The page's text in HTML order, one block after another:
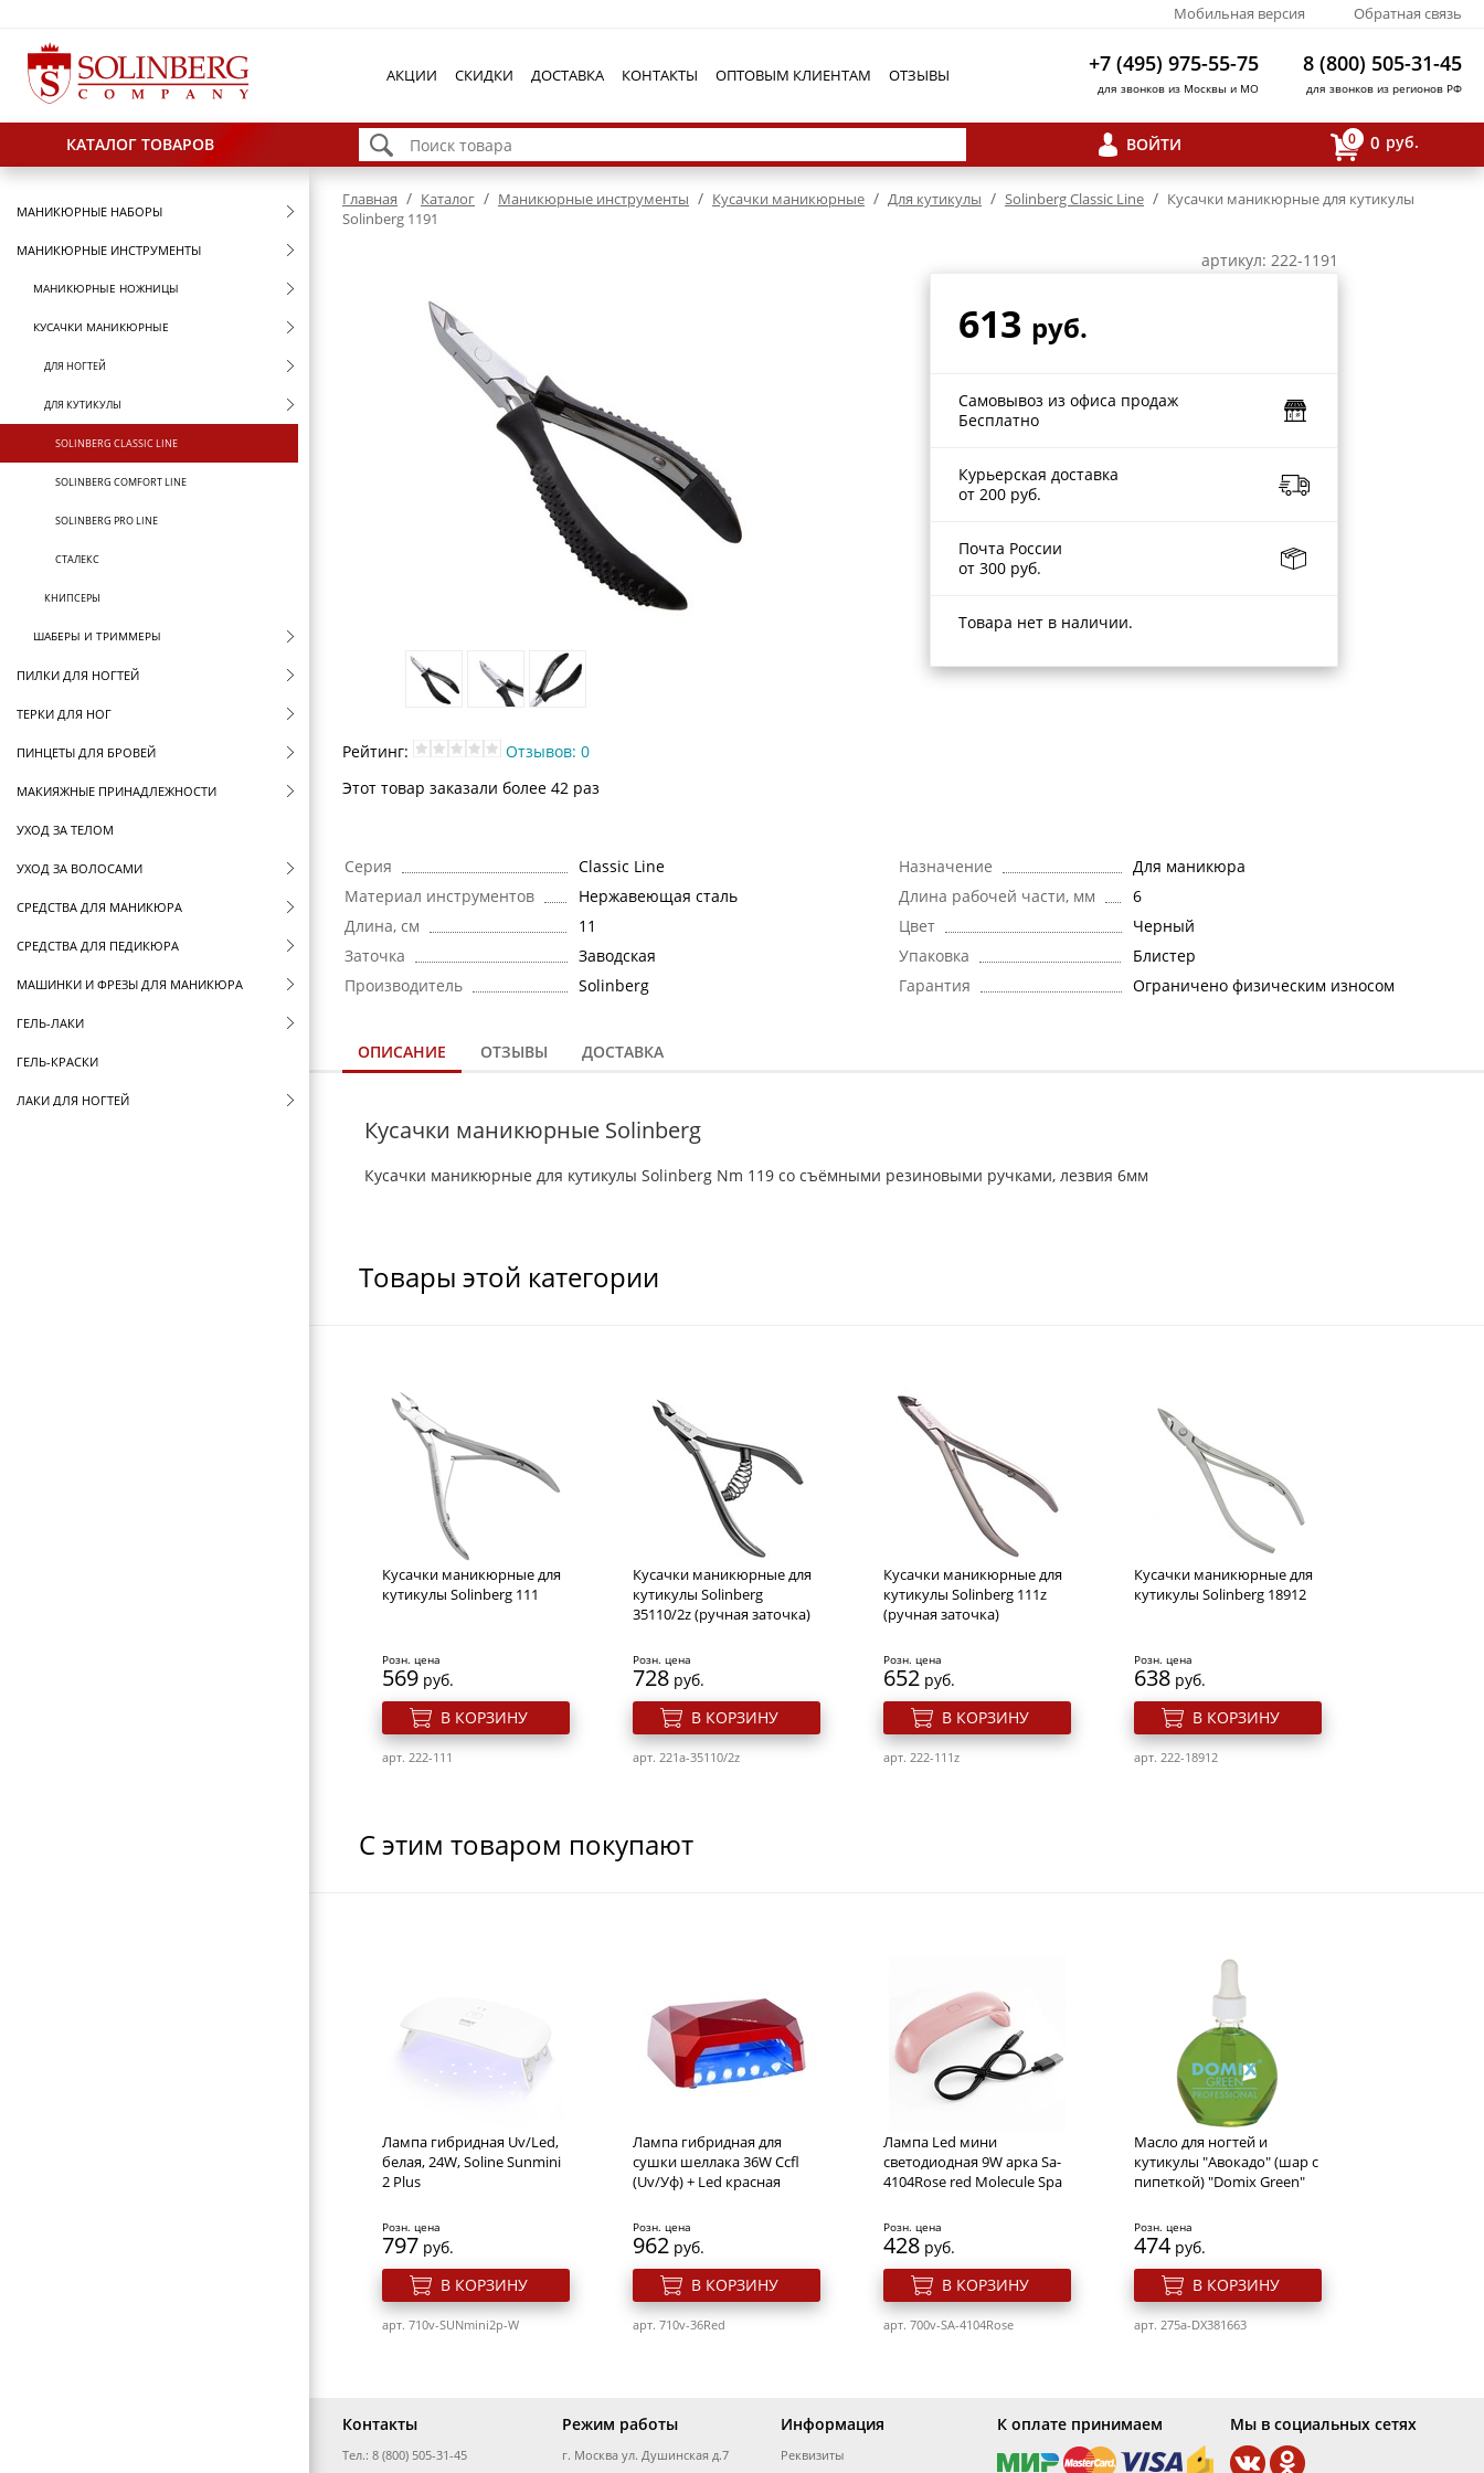
Мобильная версия Обратная связь
АКЦИИ СКИДКИ ДОСТАВКА КОНТАКТЫ ОПТОВЫМ КЛИЕНТАМ ОТЗЫВЫ +7 (495) 975-55-75
для звонков из Москвы и МО
8 (800) 505-31-45
для звонков из регионов РФ
КАТАЛОГ ТОВАРОВ ВОЙТИ 0 0 руб.
МАНИКЮРНЫЕ НАБОРЫ
МАНИКЮРНЫЕ ИНСТРУМЕНТЫ
МАНИКЮРНЫЕ НОЖНИЦЫ
КУСАЧКИ МАНИКЮРНЫЕ
ДЛЯ НОГТЕЙ
ДЛЯ КУТИКУЛЫ
SOLINBERG CLASSIC LINE
SOLINBERG COMFORT LINE
SOLINBERG PRO LINE
СТАЛЕКС
КНИПСЕРЫ
ШАБЕРЫ И ТРИММЕРЫ
ПИЛКИ ДЛЯ НОГТЕЙ
ТЕРКИ ДЛЯ НОГ
ПИНЦЕТЫ ДЛЯ БРОВЕЙ
МАКИЯЖНЫЕ ПРИНАДЛЕЖНОСТИ
УХОД ЗА ТЕЛОМ
УХОД ЗА ВОЛОСАМИ
СРЕДСТВА ДЛЯ МАНИКЮРА
СРЕДСТВА ДЛЯ ПЕДИКЮРА
МАШИНКИ И ФРЕЗЫ ДЛЯ МАНИКЮРА
ГЕЛЬ-ЛАКИ
ГЕЛЬ-КРАСКИ
ЛАКИ ДЛЯ НОГТЕЙ
Главная / Каталог / Маникюрные инструменты / Кусачки маникюрные / Для кутикулы / Solinberg Classic Line / Кусачки маникюрные для кутикулы
Solinberg 1191
артикул: 222-1191
613 руб.
Самовывоз из офиса продаж
Бесплатно
Курьерская доставка
от 200 руб.
Почта России
от 300 руб.
Товара нет в наличии.
Рейтинг:
Отзывов: 0
Этот товар заказали более 42 раз
Серия
Classic Line
Материал инструментов
Нержавеющая сталь
Длина, см
11
Заточка
Заводская
Производитель
Solinberg
Назначение
Для маникюра
Длина рабочей части, мм
6
Цвет
Черный
Упаковка
Блистер
Гарантия
Ограничено физическим износом
ОПИСАНИЕ ОТЗЫВЫ ДОСТАВКА
Кусачки маникюрные Solinberg
Кусачки маникюрные для кутикулы Solinberg Nm 119 со съёмными резиновыми ручками, лезвия 6мм
Товары этой категории
Кусачки маникюрные для
кутикулы Solinberg 111
Розн. цена
569 руб.
В КОРЗИНУ
арт. 222-111
Кусачки маникюрные для
кутикулы Solinberg
35110/2z (ручная заточка)
Розн. цена
728 руб.
В КОРЗИНУ
арт. 221a-35110/2z
Кусачки маникюрные для
кутикулы Solinberg 111z
(ручная заточка)
Розн. цена
652 руб.
В КОРЗИНУ
арт. 222-111z
Кусачки маникюрные для
кутикулы Solinberg 18912
Розн. цена
638 руб.
В КОРЗИНУ
арт. 222-18912
Кусачки маникюрные
Solinberg 302з "Comfort
Line" (ручная заточка),
матовые, двойная
В КОРЗИНУ
Кусачки маникюрные
Solinberg 301з "Comfort
Line" (ручная заточка),
матовые, двойная
В КОРЗИНУ
Пинцет-ножн. Scarlet line T-
512 SOL
Розн. цена
В КОРЗИНУ
Кусачки маникюрные
Solinberg 306з "Comfort
Line" (ручная заточка),
матовые, двойная
пружина, лезвия
Розн. цена
руб.
В КОРЗИНУ
Кусачки маникюрные для
Кусачки маникюрные для
Кусачки маникюрные для
Кусачки маникюрные
С этим товаром покупают
Лампа гибридная Uv/Led,
белая, 24W, Soline Sunmini
2 Plus
Розн. цена
797 руб.
В КОРЗИНУ
арт. 710v-SUNmini2p-W
Лампа гибридная для
сушки шеллака 36W Ccfl
(Uv/Уф) + Led красная
Розн. цена
962 руб.
В КОРЗИНУ
арт. 710v-36Red
Лампа Led мини
светодиодная 9W арка Sa-
4104Rose red Molecule Spa
Розн. цена
428 руб.
В КОРЗИНУ
арт. 700v-SA-4104Rose
Масло для ногтей и
кутикулы "Авокадо" (шар с
пипеткой) "Domix Green"
Розн. цена
474 руб.
В КОРЗИНУ
арт. 275a-DX381663
Контакты
Тел.: 8 (800) 505-31-45
Режим работы
г. Москва ул. Душинская д.7
Информация
Реквизиты
К оплате принимаем Мы в социальных сетях